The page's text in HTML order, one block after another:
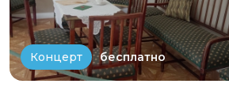
Концерт бесплатно